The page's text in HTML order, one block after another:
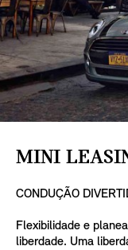
MINI
CONDUÇÃO
Flexibilidade e
liberdade. Uma